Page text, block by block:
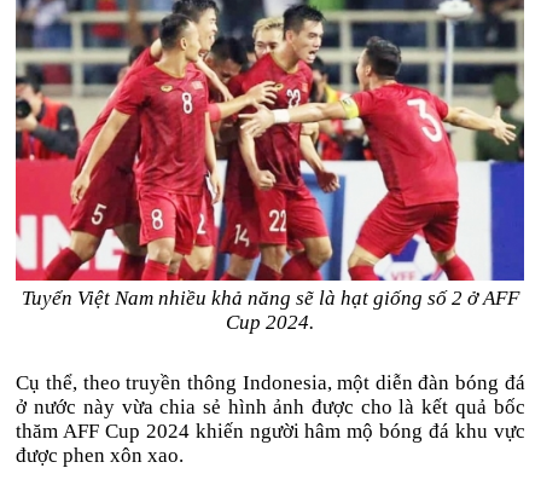
Tuyển Việt Nam nhiều khả năng sẽ là hạt giống số 2 ở AFF
Cup 2024.
Cụ thể, theo truyền thông Indonesia, một diễn đàn bóng đá
ở nước này vừa chia sẻ hình ảnh được cho là kết quả bốc
thăm AFF Cup 2024 khiến người hâm mộ bóng đá khu vực
được phen xôn xao.